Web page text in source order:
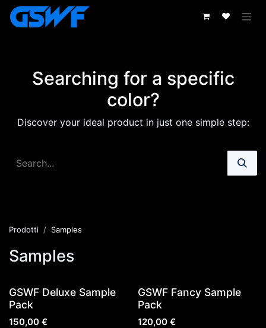
Passa al contenuto
Searching for a specific
color?
Discover your ideal product in just one simple step:
Prodotti Samples
Samples
GSWF Deluxe Sample
Pack
150,00 €
GSWF Fancy Sample
Pack
120,00€